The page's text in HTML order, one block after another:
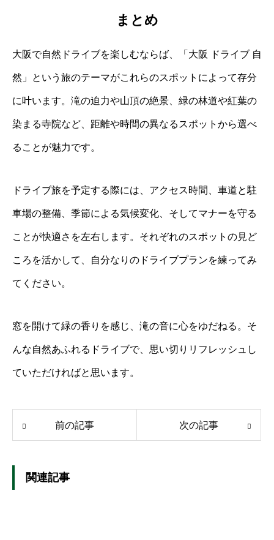
まとめ
大阪で自然ドライブを楽しむならば、「大阪 ドライブ 自
然」という旅のテーマがこれらのスポットによって存分
に叶います。滝の迫力や山頂の絶景、緑の林道や紅葉の
染まる寺院など、距離や時間の異なるスポットから選べ
ることが魅力です。
ドライブ旅を予定する際には、アクセス時間、車道と駐
車場の整備、季節による気候変化、そしてマナーを守る
ことが快適さを左右します。それぞれのスポットの見ど
ころを活かして、自分なりのドライブプランを練ってみ
てください。
窓を開けて緑の香りを感じ、滝の音に心をゆだねる。そ
んな自然あふれるドライブで、思い切りリフレッシュし
ていただければと思います。
前の記事 次の記事
関連記事